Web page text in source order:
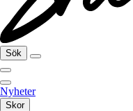
Sök
Nyheter
Skor